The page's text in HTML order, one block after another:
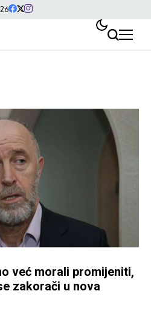
već morali promijeniti,
zakorači u nova